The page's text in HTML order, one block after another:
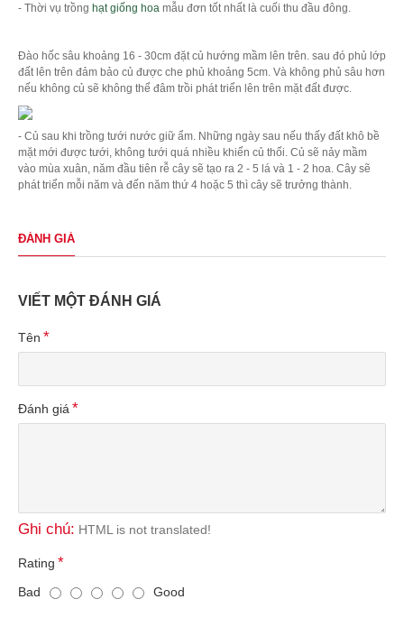
- Thời vụ trồng hạt giống hoa mẫu đơn tốt nhất là cuối thu đầu đông.
Đào hốc sâu khoảng 16 - 30cm đặt củ hướng mầm lên trên. sau đó phủ lớp
đất lên trên đảm bảo củ được che phủ khoảng 5cm. Và không phủ sâu hơn
nếu không củ sẽ không thể đâm trồi phát triển lên trên mặt đất được.
- Củ sau khi trồng tưới nước giữ ẩm. Những ngày sau nếu thấy đất khô bề
mặt mới được tưới, không tưới quá nhiều khiến củ thối. Củ sẽ nảy mầm
vào mùa xuân, năm đầu tiên rễ cây sẽ tạo ra 2 - 5 lá và 1 - 2 hoa. Cây sẽ
phát triển mỗi năm và đến năm thứ 4 hoặc 5 thì cây sẽ trưởng thành.
ĐÁNH GIÁ
VIẾT MỘT ĐÁNH GIÁ
Tên
Đánh giá
Ghi chú: HTML is not translated!
Rating
Bad
Good